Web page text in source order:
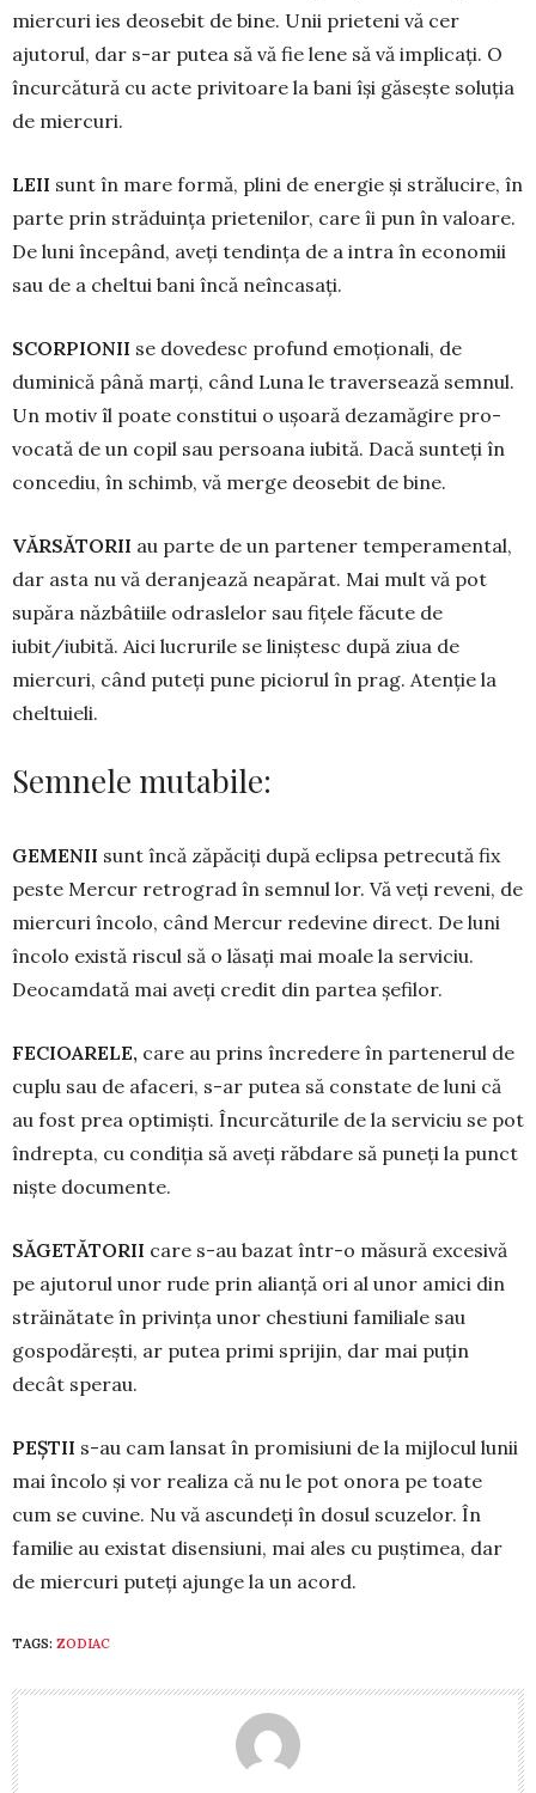
miercuri ies deosebit de bine. Unii prieteni vă cer
ajutorul, dar s-ar putea să vă fie lene să vă implicați. O
încurcătură cu acte privitoare la bani își găsește soluția
de miercuri.
LEII sunt în mare formă, plini de e­ner­gie și strălucire, în
parte prin stră­du­ința prietenilor, care îi pun în valoare.
De luni începând, aveți tendința de a intra în eco­nomii
sau de a cheltui bani încă neîncasați.
SCORPIONII se dovedesc profund emoționali, de
duminică până marți, când Luna le traversează semnul.
Un motiv îl poate constitui o ușoară dezamăgire pro­
vocată de un copil sau persoana iubită. Dacă sunteți în
con­ce­diu, în schimb, vă merge deosebit de bine.
VĂRSĂTORII au parte de un par­te­ner tem­pe­ramental,
dar asta nu vă deran­jea­ză neapărat. Mai mult vă pot
supăra năz­bâtiile odraslelor sau fițele fă­cute de
iubit/iubită. Aici lucrurile se liniștesc după ziua de
miercuri, când pu­teți pune piciorul în prag. Atenție la
cheltuieli.
Semnele mutabile:
GEMENII sunt încă zăpăciți după eclip­sa petrecută fix
peste Mercur retrograd în semnul lor. Vă veți reveni, de
miercuri încolo, când Mercur redevine direct. De luni
încolo există riscul să o lăsați mai moale la serviciu.
Deocamdată mai aveți credit din partea șefilor.
FECIOARELE, care au prins încredere în partenerul de
cuplu sau de afaceri, s-ar putea să constate de luni că
au fost prea optimiști. Încurcăturile de la serviciu se pot
în­drep­ta, cu con­di­ția să aveți răb­dare să puneți la punct
niște documente.
SĂGETĂTORII care s-au bazat într-o mă­­sură excesivă
pe ajutorul unor rude prin alianță ori al unor amici din
stră­i­nă­tate în privința unor chestiuni fa­miliale sau
gospo­dă­rești, ar putea primi sprijin, dar mai puțin
decât sperau.
PEŞTII s-au cam lansat în promisiuni de la mijlocul lunii
mai încolo și vor realiza că nu le pot onora pe toate
cum se cuvine. Nu vă ascundeți în dosul scuzelor. În
familie au exis­tat disensiuni, mai ales cu puștimea, dar
de miercuri puteți ajunge la un acord.
TAGS: ZODIAC